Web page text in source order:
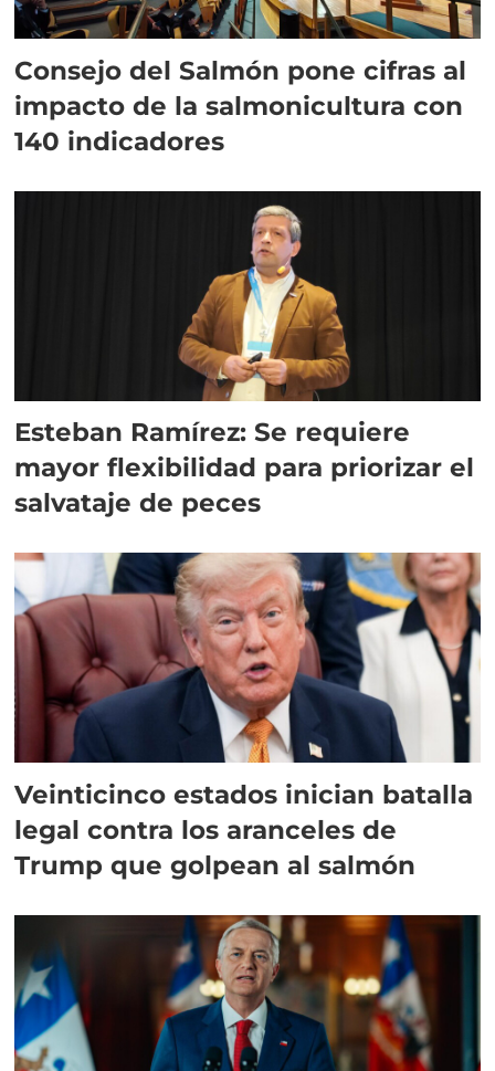
Consejo del Salmón pone cifras al
impacto de la salmonicultura con
140 indicadores
Esteban Ramírez: Se requiere
mayor flexibilidad para priorizar el
salvataje de peces
Veinticinco estados inician batalla
legal contra los aranceles de
Trump que golpean al salmón